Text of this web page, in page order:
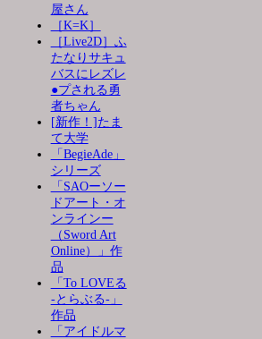
屋さん
［K=K］
［Live2D］ふ
たなりサキュ
バスにレズレ
●プされる勇
者ちゃん
[新作！]たま
て大学
「BegieAde」
シリーズ
「SAOーソー
ドアート・オ
ンラインー
（Sword Art
Online）」作
品
「To LOVEる
-とらぶる-」
作品
「アイドルマ